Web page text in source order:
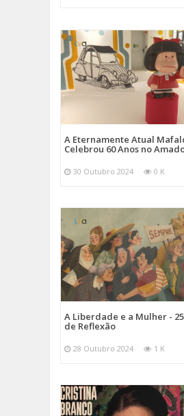
A Eternamente Atual
Celebrou 60 Anos no
30 Outubro 2024 0 K
A Liberdade e a Mulher -
de Reflexão
28 Outubro 2024 1 K